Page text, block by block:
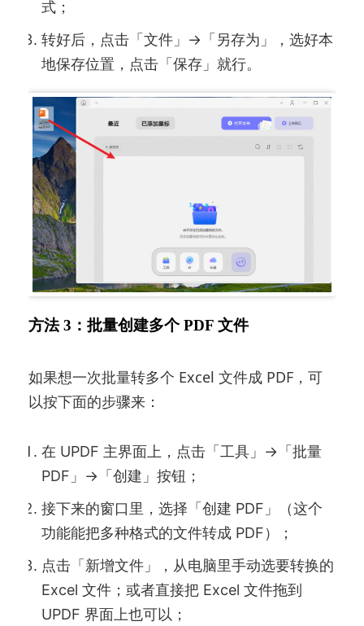
式；
转好后，点击「文件」→「另存为」，选好本
地保存位置，点击「保存」就行。
方法 3：批量创建多个 PDF 文件
如果想一次批量转多个 Excel 文件成 PDF，可
以按下面的步骤来：
在 UPDF 主界面上，点击「工具」→「批量
PDF」→「创建」按钮；
接下来的窗口里，选择「创建 PDF」（这个
功能能把多种格式的文件转成 PDF）；
点击「新增文件」，从电脑里手动选要转换的
Excel 文件；或者直接把 Excel 文件拖到
UPDF 界面上也可以；